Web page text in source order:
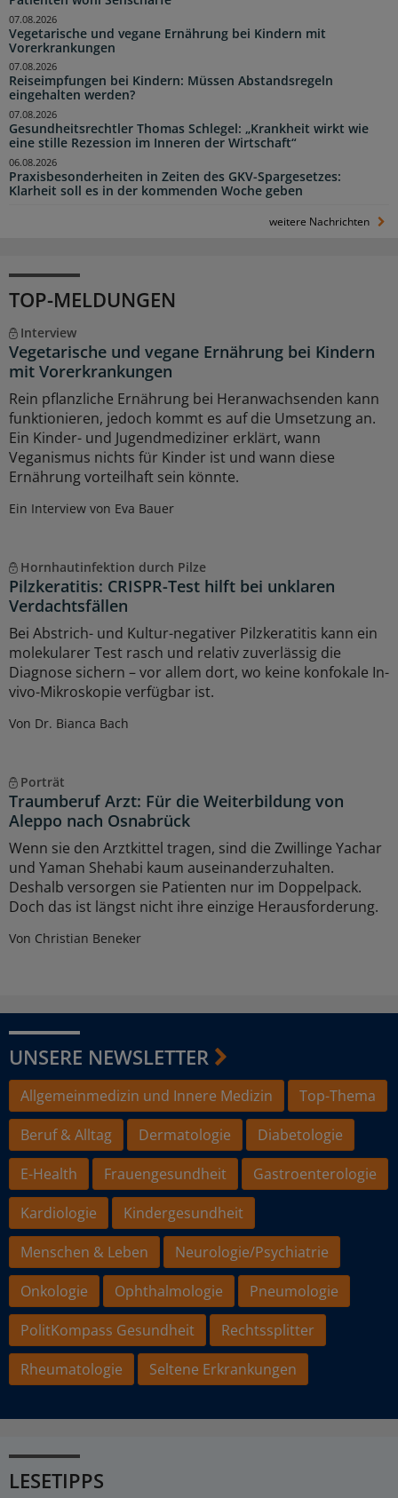
Vegetarische und vegane Ernährung bei Kindern mit
Vorerkrankungen
07.08.2026
Reiseimpfungen bei Kindern: Müssen Abstandsregeln
eingehalten werden?
07.08.2026
Gesundheitsrechtler Thomas Schlegel: „Krankheit wirkt wie
eine stille Rezession im Inneren der Wirtschaft“
07.08.2026
Praxisbesonderheiten in Zeiten des GKV-Spargesetzes:
Klarheit soll es in der kommenden Woche geben
06.08.2026
weitere Nachrichten
TOP-MELDUNGEN
Interview
Vegetarische und vegane Ernährung bei Kindern
mit Vorerkrankungen
Rein pflanzliche Ernährung bei Heranwachsenden kann
funktionieren, jedoch kommt es auf die Umsetzung an.
Ein Kinder- und Jugendmediziner erklärt, wann
Veganismus nichts für Kinder ist und wann diese
Ernährung vorteilhaft sein könnte.
Ein Interview von Eva Bauer
Hornhautinfektion durch Pilze
Pilzkeratitis: CRISPR-Test hilft bei unklaren
Verdachtsfällen
Bei Abstrich- und Kultur-negativer Pilzkeratitis kann ein
molekularer Test rasch und relativ zuverlässig die
Diagnose sichern – vor allem dort, wo keine konfokale In-
vivo-Mikroskopie verfügbar ist.
Von Dr. Bianca Bach
Porträt
Traumberuf Arzt: Für die Weiterbildung von
Aleppo nach Osnabrück
Wenn sie den Arztkittel tragen, sind die Zwillinge Yachar
und Yaman Shehabi kaum auseinanderzuhalten.
Deshalb versorgen sie Patienten nur im Doppelpack.
Doch das ist längst nicht ihre einzige Herausforderung.
Von Christian Beneker
UNSERE NEWSLETTER
Allgemeinmedizin und Innere Medizin
Top-Thema
Beruf & Alltag
Dermatologie
Diabetologie
E-Health
Frauengesundheit
Gastroenterologie
Kardiologie
Kindergesundheit
Menschen & Leben
Neurologie/Psychiatrie
Onkologie
Ophthalmologie
Pneumologie
PolitKompass Gesundheit
Rechtssplitter
Rheumatologie
Seltene Erkrankungen
LESETIPPS